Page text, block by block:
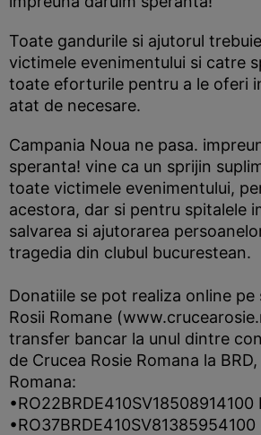
Toate gandurile si ajutorul
victimele evenimentului si catre
toate eforturile pentru a le oferi
atat de necesare.
Campania Noua ne pasa.
speranta! vine ca un sprijin
toate victimele evenimentului,
acestora, dar si pentru spitalele
salvarea si ajutorarea
tragedia din clubul bucurestean.
Donatiile se pot realiza online pe
Rosii Romane
transfer bancar la unul dintre
de Crucea Rosie Romana la
Romana:
•RO22BRDE410SV18508914100
•RO37BRDE410SV81385954100